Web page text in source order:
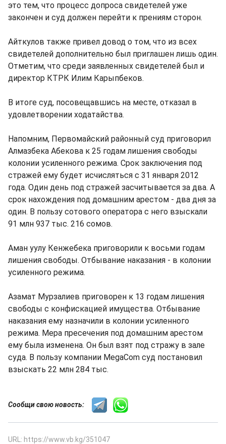
это тем, что процесс допроса свидетелей уже
закончен и суд должен перейти к прениям сторон.
Айткулов также привел довод о том, что из всех
свидетелей дополнительно был приглашен лишь один.
Отметим, что среди заявленных свидетелей был и
директор КТРК Илим Карыпбеков.
В итоге суд, посовещавшись на месте, отказал в
удовлетворении ходатайства.
Напомним, Первомайский районный суд приговорил
Алмазбека Абекова к 25 годам лишения свободы
колонии усиленного режима. Срок заключения под
стражей ему будет исчисляться с 31 января 2012
года. Один день под стражей засчитывается за два. А
срок нахождения под домашним арестом - два дня за
один. В пользу сотового оператора с него взыскали
91 млн 937 тыс. 216 сомов.
Аман уулу Кенжебека приговорили к восьми годам
лишения свободы. Отбывание наказания - в колонии
усиленного режима.
Азамат Мурзалиев приговорен к 13 годам лишения
свободы с конфискацией имущества. Отбывание
наказания ему назначили в колонии усиленного
режима. Мера пресечения под домашним арестом
ему была изменена. Он был взят под стражу в зале
суда. В пользу компании MegaCom суд постановил
взыскать 22 млн 284 тыс.
Сообщи свою новость:
URL: https://www.vb.kg/351047